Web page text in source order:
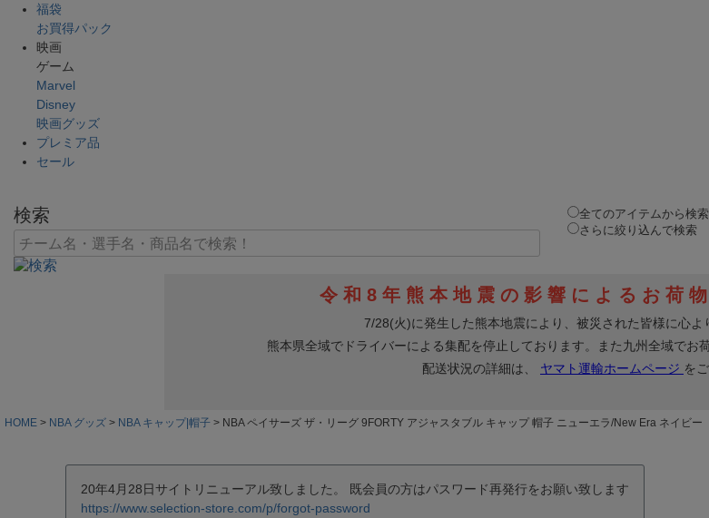
福袋
お買得パック
映画
ゲーム
Marvel
Disney
映画グッズ
プレミア品
セール
検索
全てのアイテムから検索
さらに絞り込んで検索
HOME NBA グッズ NBA キャップ|帽子 NBA ペイサーズ ザ・リーグ 9FORTY アジャスタブル キャップ 帽子 ニューエラ/New Era ネイビー
20年4月28日サイトリニューアル致しました。 既会員の方はパスワード再発行をお願い致します
https://www.selection-store.com/p/forgot-password